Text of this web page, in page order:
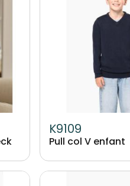
K9109
Pull col V enfant
Image